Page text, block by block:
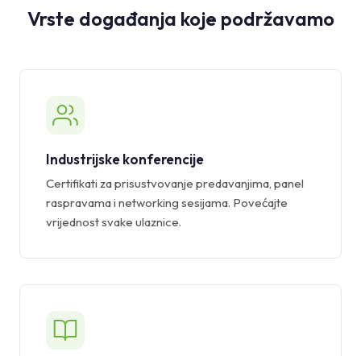
Vrste događanja koje podržavamo
Industrijske konferencije
Certifikati za prisustvovanje predavanjima, panel
raspravama i networking sesijama. Povećajte
vrijednost svake ulaznice.